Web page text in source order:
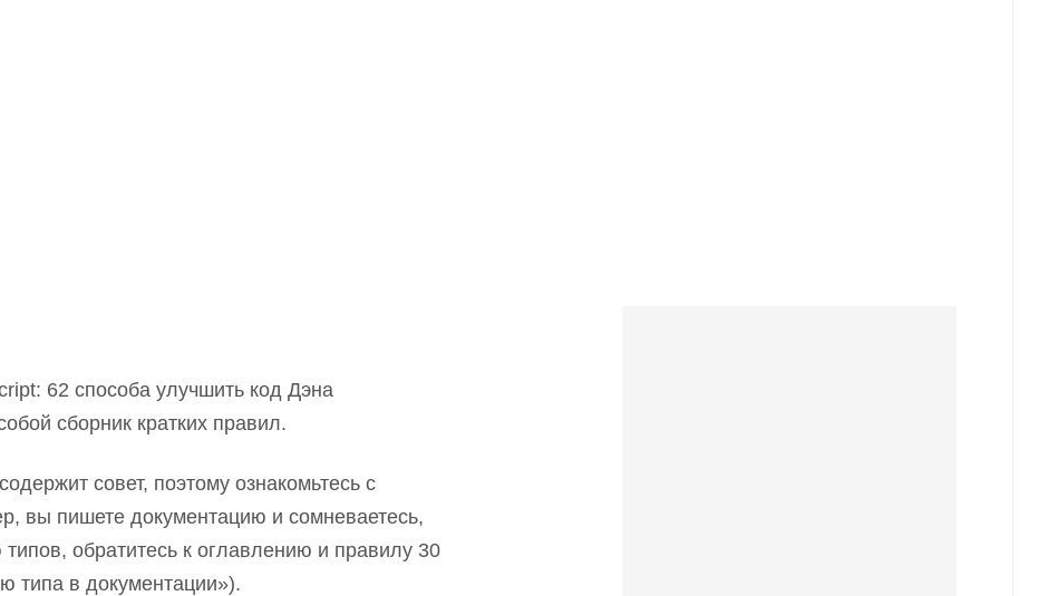
62 способа улучшить код Дэна
сборник кратких правил.
совет, поэтому ознакомьтесь с
вы пишете документацию и сомневаетесь,
обратитесь к оглавлению и правилу 30
типа в документации»).